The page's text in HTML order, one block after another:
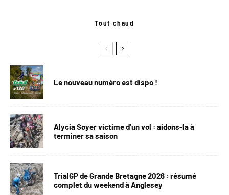
Tout chaud
Le nouveau numéro est dispo !
Alycia Soyer victime d’un vol : aidons-la à
terminer sa saison
TrialGP de Grande Bretagne 2026 : résumé
complet du weekend à Anglesey